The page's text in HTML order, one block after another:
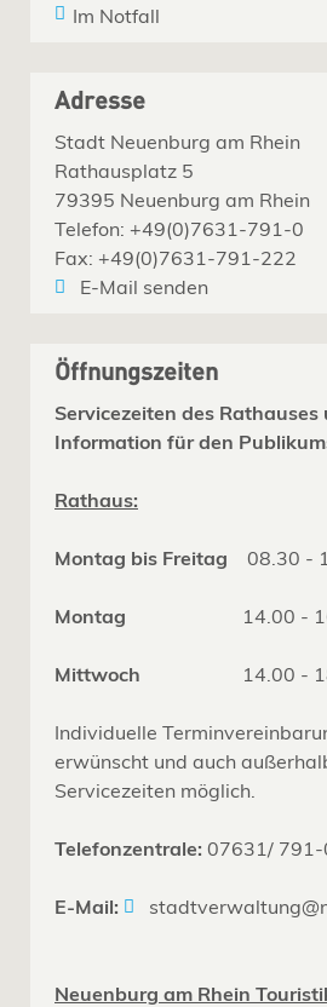
Im Notfall
Adresse
Stadt Neuenburg am Rhein
Rathausplatz 5
79395 Neuenburg am Rhein
Telefon: +49(0)7631-791-0
Fax: +49(0)7631-791-222
E-Mail senden
Öffnungszeiten
Servicezeiten des
Information für den
Rathaus:
Montag bis Freitag 08.30 -
Montag 14.00 -
Mittwoch 14.00 -
Individuelle
erwünscht und auch
Servicezeiten möglich.
Telefonzentrale: 07631/ 791-
E-Mail:
Neuenburg am Rhein